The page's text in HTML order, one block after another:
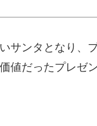
サンタとなり、
値だったプレゼ